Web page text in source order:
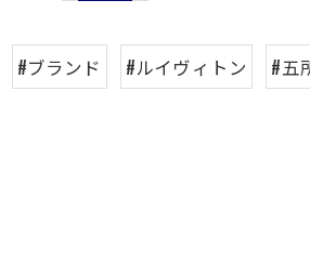
#ブランド #ルイヴィトン #五